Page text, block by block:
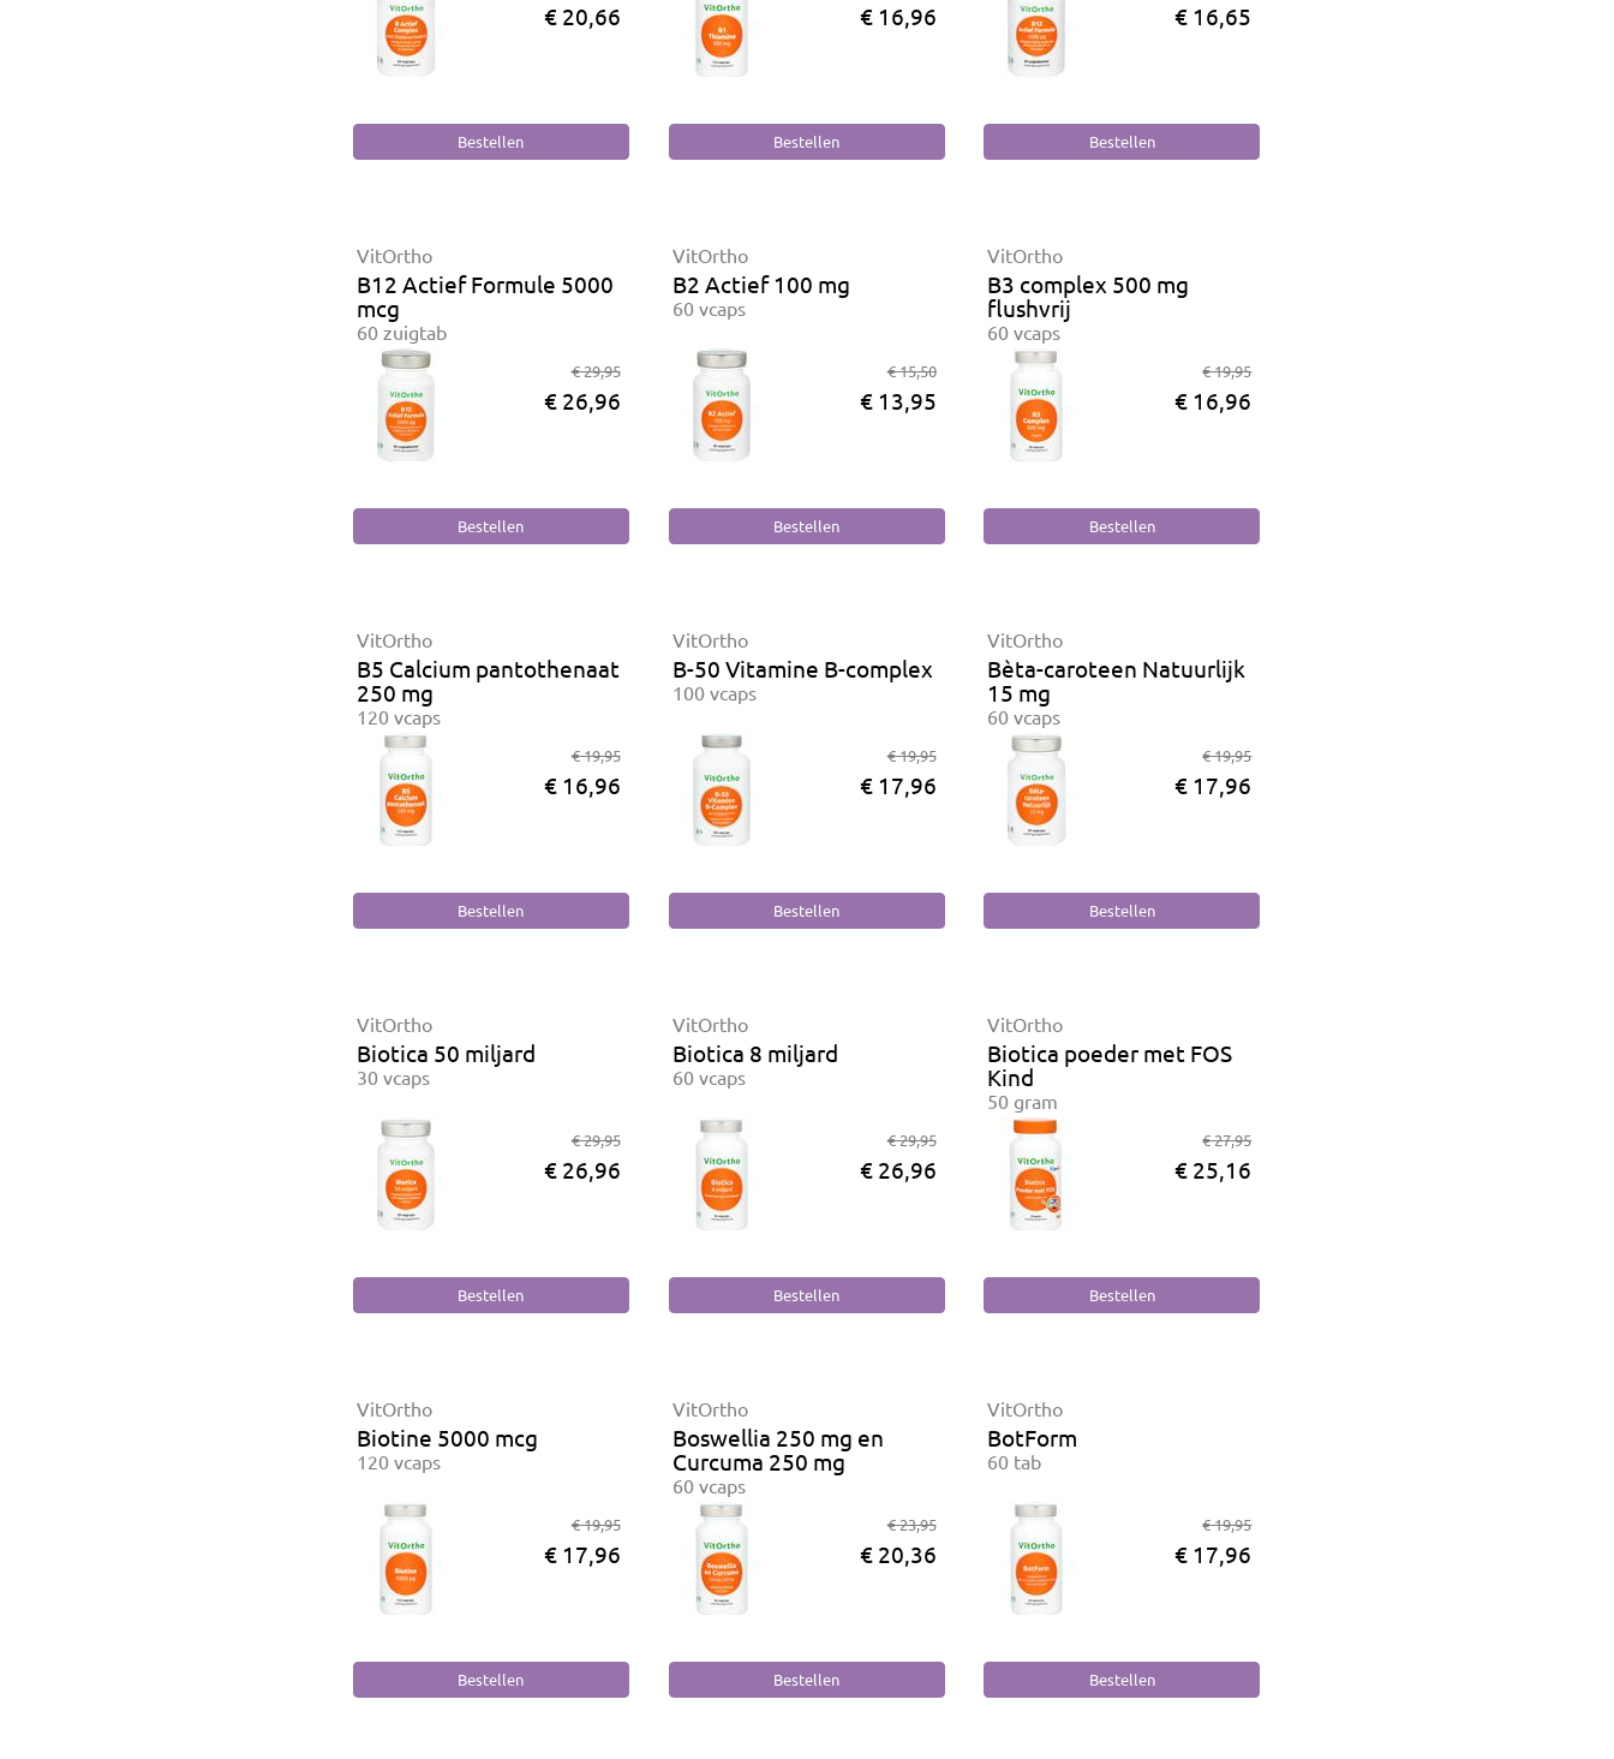
€ 20,66 € 16,96 € 16,65
VitOrtho
B12 Actief Formule 5000
mcg
60 zuigtab
€ 29,95
€ 26,96
VitOrtho
B2 Actief 100 mg
60 vcaps
€ 15,50
€ 13,95
VitOrtho
B3 complex 500 mg
flushvrij
60 vcaps
€ 19,95
€ 16,96
VitOrtho
B5 Calcium pantothenaat
250 mg
120 vcaps
€ 19,95
€ 16,96
VitOrtho
B-50 Vitamine B-complex
100 vcaps
€ 19,95
€ 17,96
VitOrtho
Bèta-caroteen Natuurlijk
15 mg
60 vcaps
€ 19,95
€ 17,96
VitOrtho
Biotica 50 miljard
30 vcaps
€ 29,95
€ 26,96
VitOrtho
Biotica 8 miljard
60 vcaps
€ 29,95
€ 26,96
VitOrtho
Biotica poeder met FOS
Kind
50 gram
€ 27,95
€ 25,16
VitOrtho
Biotine 5000 mcg
120 vcaps
€ 19,95
€ 17,96
VitOrtho
Boswellia 250 mg en
Curcuma 250 mg
60 vcaps
€ 23,95
€ 20,36
VitOrtho
BotForm
60 tab
€ 19,95
€ 17,96